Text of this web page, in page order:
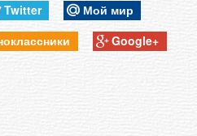
Twitter
Мой мир
Google+